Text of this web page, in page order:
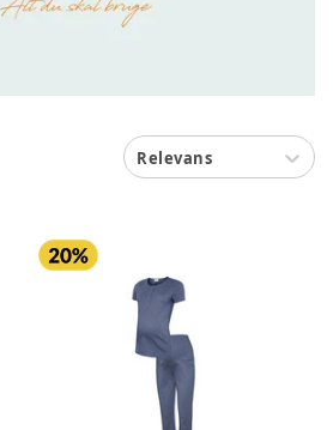
Relevans